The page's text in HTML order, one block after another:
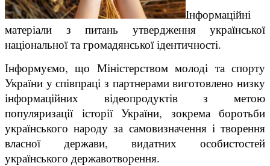
Інформаційні
матеріали з питань утвердження української
національної та громадянської ідентичності.
Інформуємо, що Міністерством молоді та спорту
України у співпраці з партнерами виготовлено низку
інформаційних відеопродуктів з метою
популяризації історії України, зокрема боротьби
українського народу за самовизначення і творення
власної держави, видатних особистостей
українського державотворення.